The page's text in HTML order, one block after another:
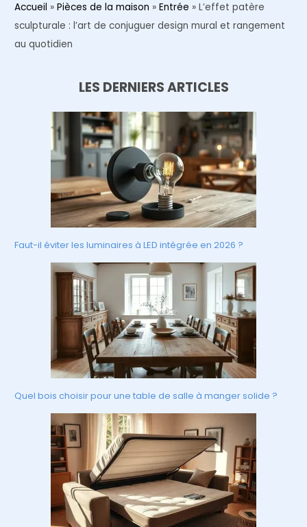
Accueil » Pièces de la maison » Entrée » L’effet patère
sculpturale : l’art de conjuguer design mural et rangement
au quotidien
LES DERNIERS ARTICLES
Faut-il éviter les luminaires à LED intégrée en 2026 ?
Quel bois choisir pour une table de salle à manger solide ?